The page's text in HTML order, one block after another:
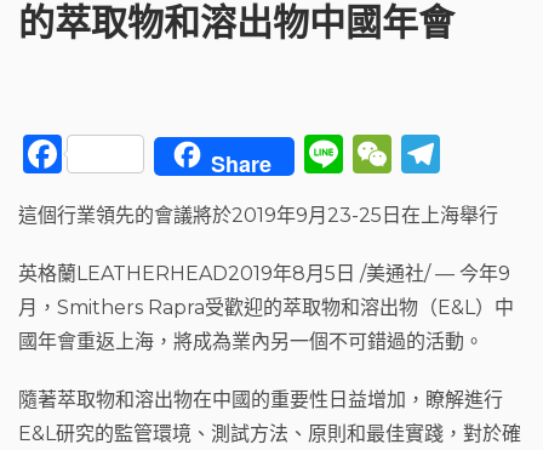
的萃取物和溶出物中國年會
F
c
e
b
o
o
k
Share
Li
e
W
C
h
a
t
e
g
ra
m
這個行業領先的會議將於2019年9月23-25日在上海舉行
英格蘭LEATHERHEAD2019年8月5日 /美通社/ — 今年9
月，Smithers Rapra受歡迎的萃取物和溶出物（E&L）中
國年會重返上海，將成為業內另一個不可錯過的活動。
隨著萃取物和溶出物在中國的重要性日益增加，瞭解進行
E&L研究的監管環境、測試方法、原則和最佳實踐，對於確